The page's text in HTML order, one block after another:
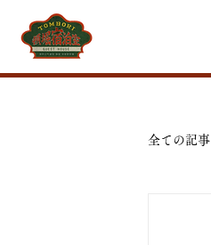
全ての記事